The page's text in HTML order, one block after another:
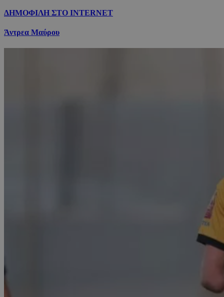
ΔΗΜΟΦΙΛΗ ΣΤΟ INTERNET
Άντρεα Μαύρου